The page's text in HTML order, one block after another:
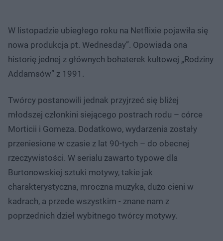
W listopadzie ubiegłego roku na Netflixie pojawiła się
nowa produkcja pt. Wednesday”. Opowiada ona
historię jednej z głównych bohaterek kultowej „Rodziny
Addamsów” z 1991.
Twórcy postanowili jednak przyjrzeć się bliżej
młodszej członkini siejącego postrach rodu – córce
Morticii i Gomeza. Dodatkowo, wydarzenia zostały
przeniesione w czasie z lat 90-tych – do obecnej
rzeczywistości. W serialu zawarto typowe dla
Burtonowskiej sztuki motywy, takie jak
charakterystyczna, mroczna muzyka, dużo cieni w
kadrach, a przede wszystkim - znane nam z
poprzednich dzieł wybitnego twórcy motywy.